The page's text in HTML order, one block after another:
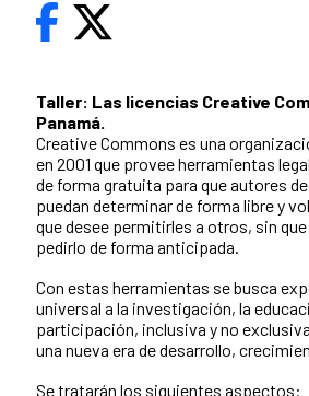
Taller: Las licencias Creative
Panamá.
Creative Commons es una
en 2001 que provee herramientas
de forma gratuita para que autores
puedan determinar de forma libre y
que desee permitirles a otros, sin
pedirlo de forma anticipada.
Con estas herramientas se busca
universal a la investigación, la
participación, inclusiva y no
una nueva era de desarrollo,
Se tratarán los siguientes aspectos: